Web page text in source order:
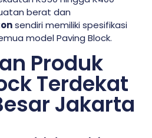
berat dan
sendiri memiliki spesifikasi
model Paving Block.
Produk
Terdekat
Jakarta